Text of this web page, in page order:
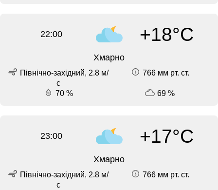
22:00 +18°C
Хмарно
Північно-західний, 2.8 м/
с
766 мм рт. ст.
70 % 69 %
23:00 +17°C
Хмарно
Північно-західний, 2.8 м/
с
766 мм рт. ст.